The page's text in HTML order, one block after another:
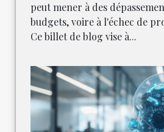
peut mener à des
budgets, voire à l'échec de
Ce billet de blog vise à...